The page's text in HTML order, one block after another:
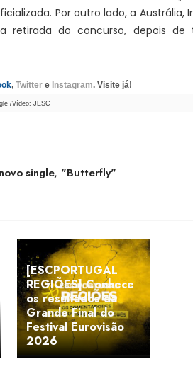
Por outro lado, a Austrália,
retirada do concurso, depois de
, Twittere Instagram. Visite já!
/Vídeo: JESC
single, "Butterfly"
[ESCPORTUGAL
REGIÕES] Conhece
os resultados da
Grande Final do
Festival Eurovisão
2026